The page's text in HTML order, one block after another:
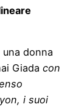
donna
Giada con
i suoi